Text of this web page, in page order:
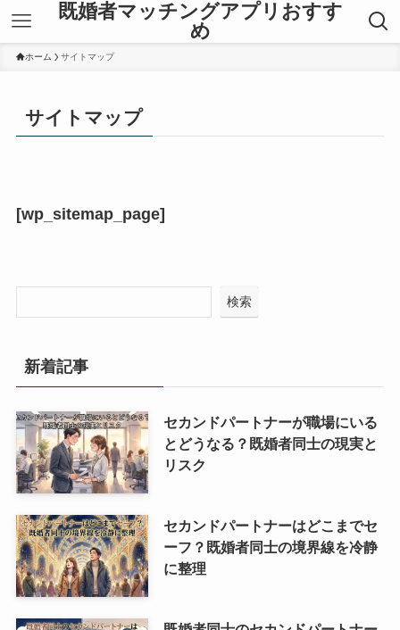
既婚者マッチングアプリおすす
め
ホーム サイトマップ
サイトマップ
[wp_sitemap_page]
検索
新着記事
セカンドパートナーが職場にいる
とどうなる？既婚者同士の現実と
リスク
セカンドパートナーはどこまでセ
ーフ？既婚者同士の境界線を冷静
に整理